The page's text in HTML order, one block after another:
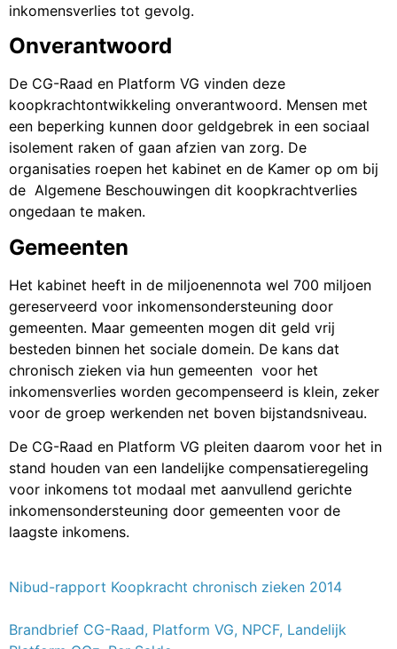
inkomensverlies tot gevolg.
Onverantwoord
De CG-Raad en Platform VG vinden deze
koopkrachtontwikkeling onverantwoord. Mensen met
een beperking kunnen door geldgebrek in een sociaal
isolement raken of gaan afzien van zorg. De
organisaties roepen het kabinet en de Kamer op om bij
de Algemene Beschouwingen dit koopkrachtverlies
ongedaan te maken.
Gemeenten
Het kabinet heeft in de miljoenennota wel 700 miljoen
gereserveerd voor inkomensondersteuning door
gemeenten. Maar gemeenten mogen dit geld vrij
besteden binnen het sociale domein. De kans dat
chronisch zieken via hun gemeenten voor het
inkomensverlies worden gecompenseerd is klein, zeker
voor de groep werkenden net boven bijstandsniveau.
De CG-Raad en Platform VG pleiten daarom voor het in
stand houden van een landelijke compensatieregeling
voor inkomens tot modaal met aanvullend gerichte
inkomensondersteuning door gemeenten voor de
laagste inkomens.
Nibud-rapport Koopkracht chronisch zieken 2014
Brandbrief CG-Raad, Platform VG, NPCF, Landelijk